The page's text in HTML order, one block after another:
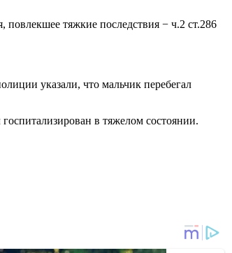
тяжкие последствия − ч.2 ст.286
указали, что мальчик перебегал
в тяжелом состоянии.